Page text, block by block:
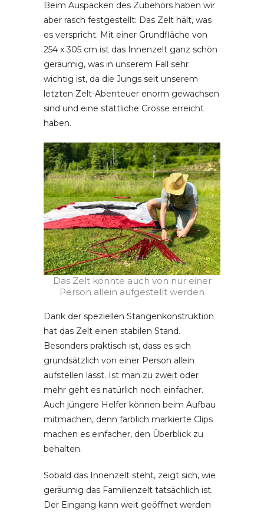
Beim Auspacken des Zubehörs haben wir
aber rasch festgestellt: Das Zelt hält, was
es verspricht. Mit einer Grundfläche von
254 x 305 cm ist das Innenzelt ganz schön
geräumig, was in unserem Fall sehr
wichtig ist, da die Jungs seit unserem
letzten Zelt-Abenteuer enorm gewachsen
sind und eine stattliche Grösse erreicht
haben.
Das Zelt könnte auch von nur einer
Person allein aufgestellt werden
Dank der speziellen Stangenkonstruktion
hat das Zelt einen stabilen Stand.
Besonders praktisch ist, dass es sich
grundsätzlich von einer Person allein
aufstellen lässt. Ist man zu zweit oder
mehr geht es natürlich noch einfacher.
Auch jüngere Helfer können beim Aufbau
mitmachen, denn farblich markierte Clips
machen es einfacher, den Überblick zu
behalten.
Sobald das Innenzelt steht, zeigt sich, wie
geräumig das Familienzelt tatsächlich ist.
Der Eingang kann weit geöffnet werden